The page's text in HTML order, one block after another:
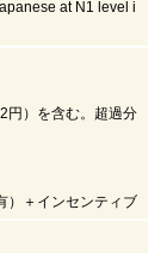
at N1 level i
円）を含む。超過分
）＋インセンティブ